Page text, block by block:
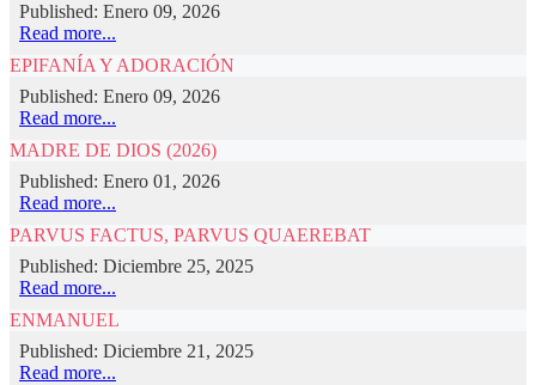
Published: Enero 09, 2026
Read more...
EPIFANÍA Y ADORACIÓN
Published: Enero 09, 2026
Read more...
MADRE DE DIOS (2026)
Published: Enero 01, 2026
Read more...
PARVUS FACTUS, PARVUS QUAEREBAT
Published: Diciembre 25, 2025
Read more...
ENMANUEL
Published: Diciembre 21, 2025
Read more...